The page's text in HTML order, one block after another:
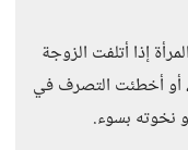
إذا أتلفت الزوجة
أو أخطئت التصرف في
نخوته بسوء.